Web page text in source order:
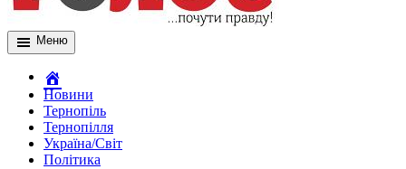
Меню
Новини
Тернопіль
Тернопілля
Україна/Світ
Політика